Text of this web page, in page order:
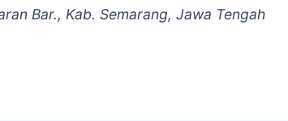
Bar., Kab. Semarang, Jawa Tengah